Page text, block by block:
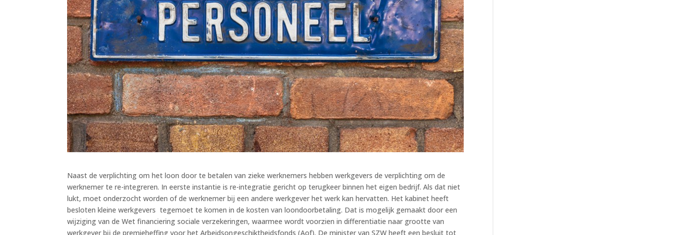
Naast de verplichting om het loon door te betalen van zieke werknemers hebben werkgevers de verplichting om de
werknemer te re-integreren. In eerste instantie is re-integratie gericht op terugkeer binnen het eigen bedrijf. Als dat niet
lukt, moet onderzocht worden of de werknemer bij een andere werkgever het werk kan hervatten. Het kabinet heeft
besloten kleine werkgevers tegemoet te komen in de kosten van loondoorbetaling. Dat is mogelijk gemaakt door een
wijziging van de Wet financiering sociale verzekeringen, waarmee wordt voorzien in differentiatie naar grootte van
werkgever bij de premieheffing voor het Arbeidsongeschiktheidsfonds (Aof). De minister van SZW heeft een besluit tot